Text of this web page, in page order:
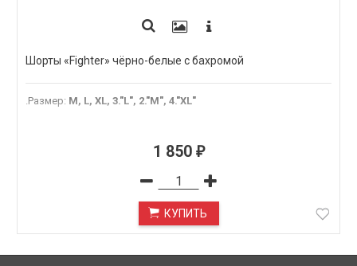
Шорты «Fighter» чёрно-белые с бахромой
.Размер: M, L, XL, 3."L", 2."M", 4."XL"
1 850 ₽
КУПИТЬ